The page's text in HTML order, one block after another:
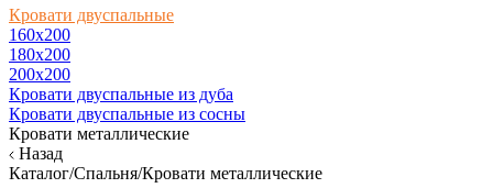
Кровати двуспальные
160х200
180x200
200x200
Кровати двуспальные из дуба
Кровати двуспальные из сосны
Кровати металлические
Назад
Каталог/Спальня/Кровати металлические